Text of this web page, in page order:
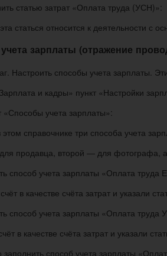
статью затрат «Оплата труда (УСН)»:
статься относится к деятельности с
зарплаты (отражение
Настроить способы учета зарплаты.
и кадры» пункт «Настройки
«Способы учета зарплаты»:
этом справочнике три способа учета
продавца, второй — для фотографа,
способ учета зарплаты «Оплата труда
в качестве счёта затрат и указали
способ учета зарплаты «Оплата труда
в качестве счёта затрат и указали
заполнить способ учета зарплаты